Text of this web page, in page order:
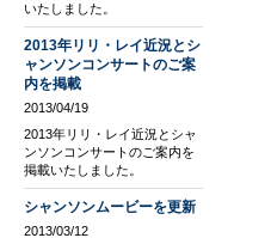
いたしました。
2013年リリ・レイ近況とシ
ャンソンコンサートのご案
内を掲載
2013/04/19
2013年リリ・レイ近況とシャ
ンソンコンサートのご案内を
掲載いたしました。
シャンソンムービーを更新
2013/03/12